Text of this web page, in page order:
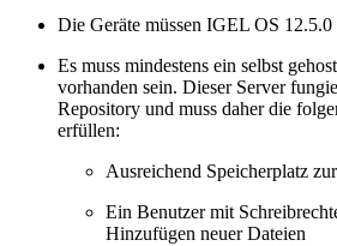
Die Geräte müssen IGEL OS 12.5.0
Es muss mindestens ein selbst
vorhanden sein. Dieser Server
Repository und muss daher die
erfüllen:
Ausreichend Speicherplatz
Ein Benutzer mit
Hinzufügen neuer Dateien